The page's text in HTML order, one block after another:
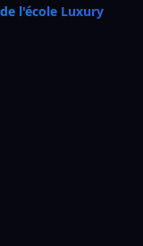
l'école Luxury